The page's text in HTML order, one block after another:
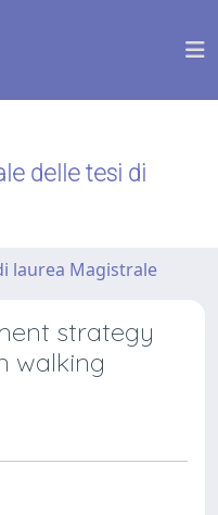
delle tesi di
laurea Magistrale
strategy
walking